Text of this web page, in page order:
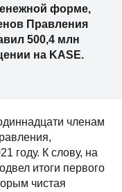
форме,
Правления
500,4 млн
на KASE.
членам
году. К слову, на
итоги первого
чистая